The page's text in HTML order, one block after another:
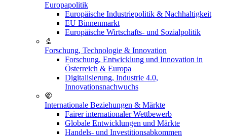
Europapolitik
Europäische Industriepolitik & Nachhaltigkeit
EU Binnenmarkt
Europäische Wirtschafts- und Sozialpolitik
Forschung, Technologie & Innovation
Forschung, Entwicklung und Innovation in
Österreich & Europa
Digitalisierung, Industrie 4.0,
Innovationsnachwuchs
Internationale Beziehungen & Märkte
Fairer internationaler Wettbewerb
Globale Entwicklungen und Märkte
Handels- und Investitionsabkommen